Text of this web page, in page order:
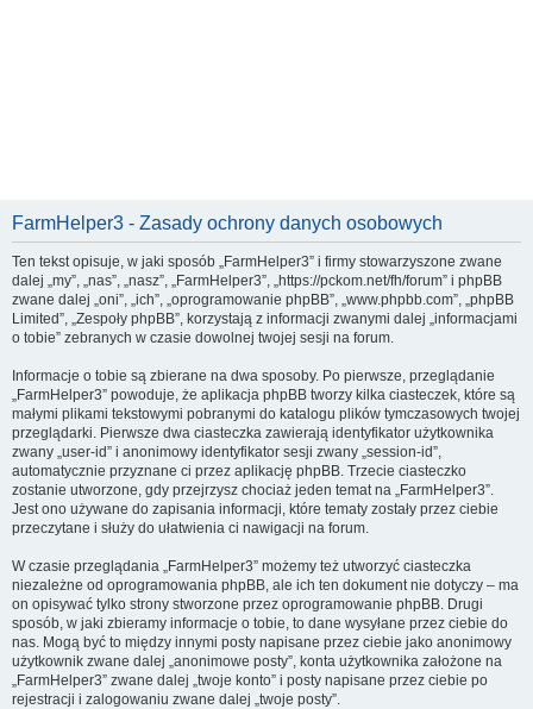
FarmHelper3 - Zasady ochrony danych osobowych
Ten tekst opisuje, w jaki sposób „FarmHelper3” i firmy stowarzyszone zwane
dalej „my”, „nas”, „nasz”, „FarmHelper3”, „https://pckom.net/fh/forum” i phpBB
zwane dalej „oni”, „ich”, „oprogramowanie phpBB”, „www.phpbb.com”, „phpBB
Limited”, „Zespoły phpBB”, korzystają z informacji zwanymi dalej „informacjami
o tobie” zebranych w czasie dowolnej twojej sesji na forum.
Informacje o tobie są zbierane na dwa sposoby. Po pierwsze, przeglądanie
„FarmHelper3” powoduje, że aplikacja phpBB tworzy kilka ciasteczek, które są
małymi plikami tekstowymi pobranymi do katalogu plików tymczasowych twojej
przeglądarki. Pierwsze dwa ciasteczka zawierają identyfikator użytkownika
zwany „user-id” i anonimowy identyfikator sesji zwany „session-id”,
automatycznie przyznane ci przez aplikację phpBB. Trzecie ciasteczko
zostanie utworzone, gdy przejrzysz chociaż jeden temat na „FarmHelper3”.
Jest ono używane do zapisania informacji, które tematy zostały przez ciebie
przeczytane i służy do ułatwienia ci nawigacji na forum.
W czasie przeglądania „FarmHelper3” możemy też utworzyć ciasteczka
niezależne od oprogramowania phpBB, ale ich ten dokument nie dotyczy – ma
on opisywać tylko strony stworzone przez oprogramowanie phpBB. Drugi
sposób, w jaki zbieramy informacje o tobie, to dane wysyłane przez ciebie do
nas. Mogą być to między innymi posty napisane przez ciebie jako anonimowy
użytkownik zwane dalej „anonimowe posty”, konta użytkownika założone na
„FarmHelper3” zwane dalej „twoje konto” i posty napisane przez ciebie po
rejestracji i zalogowaniu zwane dalej „twoje posty”.